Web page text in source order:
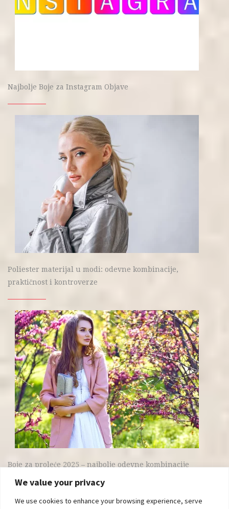
We value your privacy
We use cookies to enhance your browsing experience, serve
Najbolje Boje za Instagram Objave
Poliester materijal u modi: odevne kombinacije,
praktičnost i kontroverze
Boje za proleće 2025 – najbolje odevne kombinacije